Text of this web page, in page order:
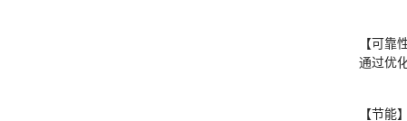
【可靠
通过优
【节能